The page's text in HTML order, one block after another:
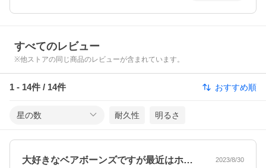
すべてのレビュー
※他ストアの同じ商品のレビューが含まれています。
1 - 14件 / 14件 おすすめ順
星の数 耐久性 明るさ
大好きなベアボーンズですが最近はホーム… 2023/8/30